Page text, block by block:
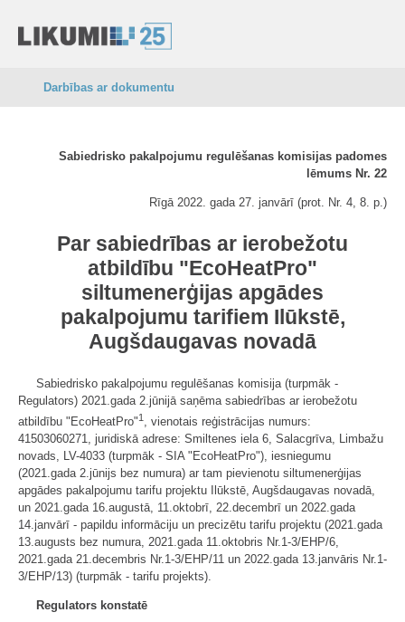
Darbības ar dokumentu
Sabiedrisko pakalpojumu regulēšanas komisijas padomes
lēmums Nr. 22
Rīgā 2022. gada 27. janvārī (prot. Nr. 4, 8. p.)
Par sabiedrības ar ierobežotu
atbildību "EcoHeatPro"
siltumenerģijas apgādes
pakalpojumu tarifiem Ilūkstē,
Augšdaugavas novadā
Sabiedrisko pakalpojumu regulēšanas komisija (turpmāk -
Regulators) 2021.gada 2.jūnijā saņēma sabiedrības ar ierobežotu
atbildību "EcoHeatPro"1 , vienotais reģistrācijas numurs:
41503060271, juridiskā adrese: Smiltenes iela 6, Salacgrīva, Limbažu
novads, LV-4033 (turpmāk - SIA "EcoHeatPro"), iesniegumu
(2021.gada 2.jūnijs bez numura) ar tam pievienotu siltumenerģijas
apgādes pakalpojumu tarifu projektu Ilūkstē, Augšdaugavas novadā,
un 2021.gada 16.augustā, 11.oktobrī, 22.decembrī un 2022.gada
14.janvārī - papildu informāciju un precizētu tarifu projektu (2021.gada
13.augusts bez numura, 2021.gada 11.oktobris Nr.1-3/EHP/6,
2021.gada 21.decembris Nr.1-3/EHP/11 un 2022.gada 13.janvāris Nr.1-
3/EHP/13) (turpmāk - tarifu projekts).
Regulators konstatē